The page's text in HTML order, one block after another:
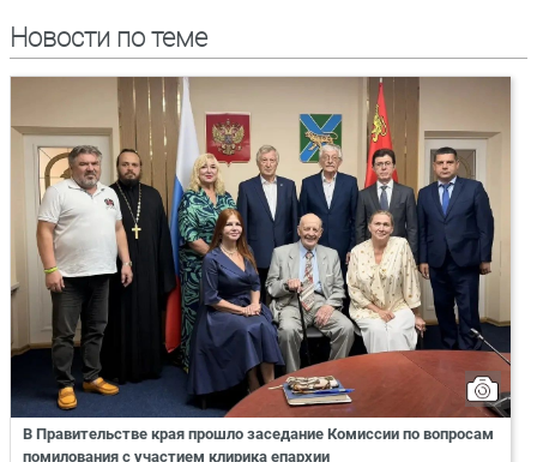
Новости по теме
В Правительстве края прошло заседание Комиссии по вопросам
помилования с участием клирика епархии